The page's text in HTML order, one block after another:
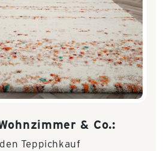
& Co.:
Teppichkauf